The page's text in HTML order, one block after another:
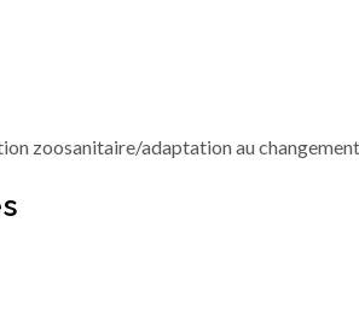
zoosanitaire/adaptation au